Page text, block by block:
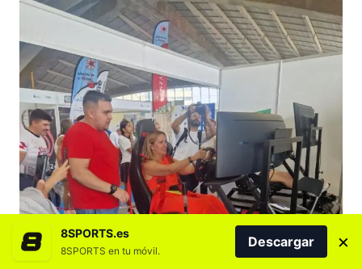
8SPORTS.es
8SPORTS en tu móvil.
Descargar ×